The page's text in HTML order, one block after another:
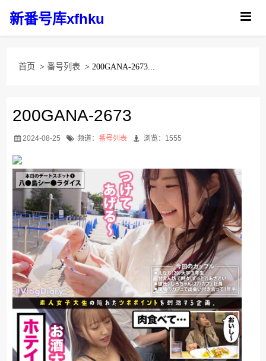
新番号库xfhku
首页 > 番号列表 > 200GANA-2673...
200GANA-2673
2024-08-25 频道： 番号列表 浏览：1555